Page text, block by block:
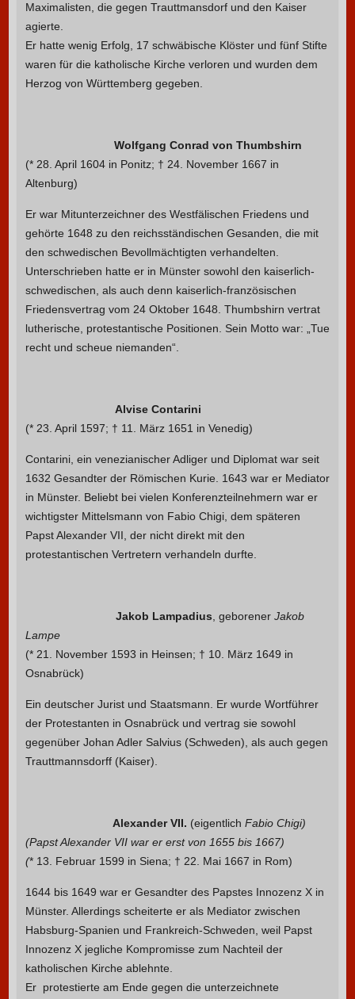
Maximalisten, die gegen Trauttmansdorf und den Kaiser
agierte.
Er hatte wenig Erfolg, 17 schwäbische Klöster und fünf Stifte
waren für die katholische Kirche verloren und wurden dem
Herzog von Württemberg gegeben.
Wolfgang Conrad von Thumbshirn
(* 28. April 1604 in Ponitz; † 24. November 1667 in
Altenburg)
Er war Mitunterzeichner des Westfälischen Friedens und
gehörte 1648 zu den reichsständischen Gesanden, die mit
den schwedischen Bevollmächtigten verhandelten.
Unterschrieben hatte er in Münster sowohl den kaiserlich-
schwedischen, als auch denn kaiserlich-französischen
Friedensvertrag vom 24 Oktober 1648. Thumbshirn vertrat
lutherische, protestantische Positionen. Sein Motto war: „Tue
recht und scheue niemanden“.
Alvise Contarini
(* 23. April 1597; † 11. März 1651 in Venedig)
Contarini, ein venezianischer Adliger und Diplomat war seit
1632 Gesandter der Römischen Kurie. 1643 war er Mediator
in Münster. Beliebt bei vielen Konferenzteilnehmern war er
wichtigster Mittelsmann von Fabio Chigi, dem späteren
Papst Alexander VII, der nicht direkt mit den
protestantischen Vertretern verhandeln durfte.
Jakob Lampadius , geborener Jakob
Lampe
(* 21. November 1593 in Heinsen; † 10. März 1649 in
Osnabrück)
Ein deutscher Jurist und Staatsmann. Er wurde Wortführer
der Protestanten in Osnabrück und vertrag sie sowohl
gegenüber Johan Adler Salvius (Schweden), als auch gegen
Trauttmannsdorff (Kaiser).
Alexander VII. (eigentlich Fabio Chigi)
(Papst Alexander VII war er erst von 1655 bis 1667)
(* 13. Februar 1599 in Siena; † 22. Mai 1667 in Rom)
1644 bis 1649 war er Gesandter des Papstes Innozenz X in
Münster. Allerdings scheiterte er als Mediator zwischen
Habsburg-Spanien und Frankreich-Schweden, weil Papst
Innozenz X jegliche Kompromisse zum Nachteil der
katholischen Kirche ablehnte.
Er protestierte am Ende gegen die unterzeichnete